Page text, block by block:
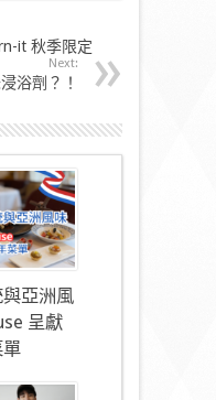
it 秋季限定
Next:
浴劑？！
亞洲風
呈獻